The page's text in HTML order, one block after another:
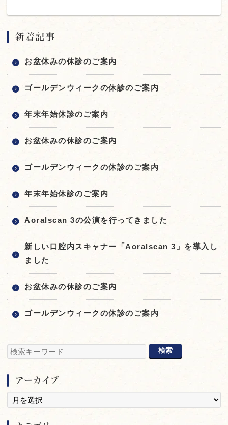
新着記事
お盆休みの休診のご案内
ゴールデンウィークの休診のご案内
年末年始休診のご案内
お盆休みの休診のご案内
ゴールデンウィークの休診のご案内
年末年始休診のご案内
Aoralscan 3の公演を行ってきました
新しい口腔内スキャナー「Aoralscan 3」を導入し
ました
お盆休みの休診のご案内
ゴールデンウィークの休診のご案内
アーカイブ